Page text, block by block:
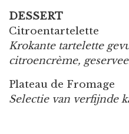
DESSERT
Citroentartelette
Krokante tartelette
citroencrème,
Plateau de Fromage
Selectie van verfijnde